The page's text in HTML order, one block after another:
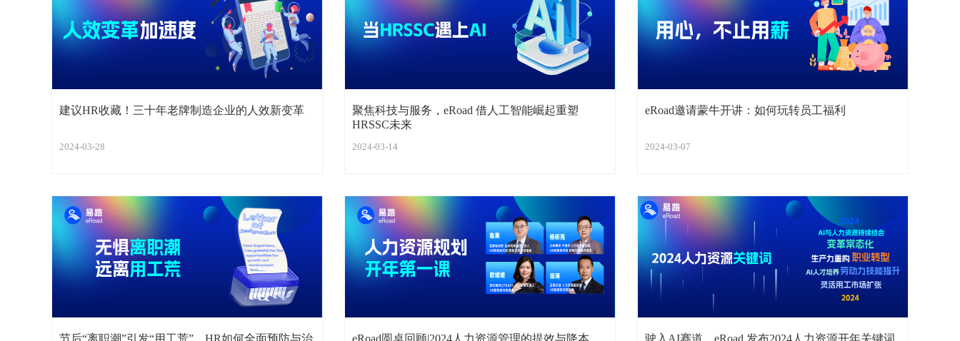
建议HR收藏！三十年老牌制造企业的人效新变革
2024-03-28
聚焦科技与服务，eRoad 借人工智能崛起重塑
HRSSC未来
2024-03-14
eRoad邀请蒙牛开讲：如何玩转员工福利
2024-03-07
节后“离职潮”引发“用工荒”，HR如何全面预防与治
eRoad圆桌回顾|2024人力资源管理的提效与降本、
驶入AI赛道，eRoad 发布2024人力资源开年关键词